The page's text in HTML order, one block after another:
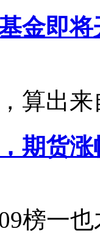
金即
算出
期货涨
榜一